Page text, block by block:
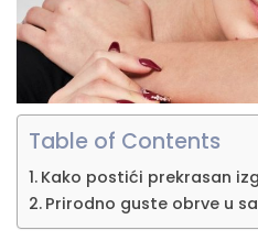
Table of Contents
Kako postići prekrasan
Prirodno guste obrve u